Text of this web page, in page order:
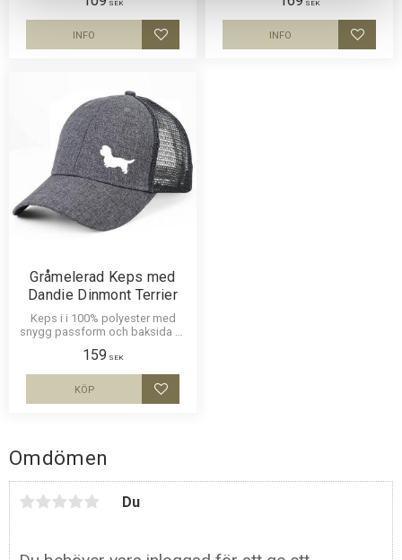
Omdömen
Du
SEK
Lägg till i favoriter
INFO
Dandie Dinmont Terrier
SEK
Lägg
INFO
Gråmelerad Keps med
Dandie Dinmont Terrier
Keps i i 100% polyester med
snygg passform och baksida av
Dandie Dinmont Terrier. Luftig
och skön keps.
159 SEK
Lägg till i favoriter
KÖP